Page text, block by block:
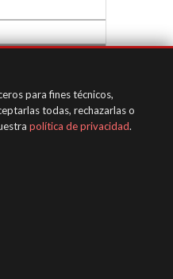
para fines técnicos,
todas, rechazarlas o
política de privacidad.